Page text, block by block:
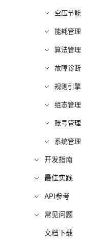
空压节能
能耗管理
算法管理
故障诊断
规则引擎
组态管理
账号管理
系统管理
开发指南
最佳实践
API参考
常见问题
文档下载